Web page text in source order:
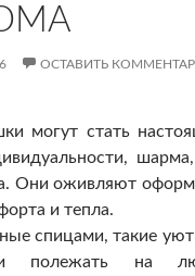
ОСТАВИТЬ
могут стать
Они оживляют
и тепла.
спицами, такие
полежать на